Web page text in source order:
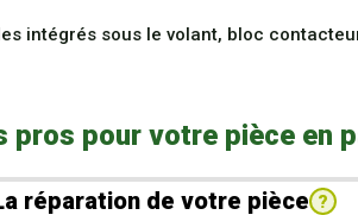
intégrés sous le volant, bloc
pros pour votre pièce en
réparation de votre pièce ?